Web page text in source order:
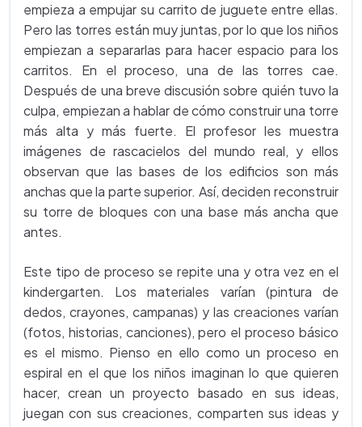
empieza a empujar su carrito de juguete entre ellas.
Pero las torres están muy juntas, por lo que los niños
empiezan a separarlas para hacer espacio para los
carritos. En el proceso, una de las torres cae.
Después de una breve discusión sobre quién tuvo la
culpa, empiezan a hablar de cómo construir una torre
más alta y más fuerte. El profesor les muestra
imágenes de rascacielos del mundo real, y ellos
observan que las bases de los edificios son más
anchas que la parte superior. Así, deciden reconstruir
su torre de bloques con una base más ancha que
antes.
Este tipo de proceso se repite una y otra vez en el
kindergarten. Los materiales varían (pintura de
dedos, crayones, campanas) y las creaciones varían
(fotos, historias, canciones), pero el proceso básico
es el mismo. Pienso en ello como un proceso en
espiral en el que los niños imaginan lo que quieren
hacer, crean un proyecto basado en sus ideas,
juegan con sus creaciones, comparten sus ideas y